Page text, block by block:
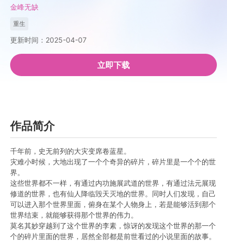
金峰无缺
重生
更新时间：2025-04-07
立即下载
作品简介
千年前，史无前列的大灾变席卷蓝星。
灾难小时候，大地出现了一个个奇异的碎片，碎片里是一个个的世
界。
这些世界都不一样，有通过内功施展武道的世界，有通过法元展现
修道的世界，也有仙人降临毁天灭地的世界。同时人们发现，自己
可以进入那个世界里面，俯身在某个人物身上，若是能够活到那个
世界结束，就能够获得那个世界的伟力。
莫名其妙穿越到了这个世界的李素，惊讶的发现这个世界的那一个
个的碎片里面的世界，居然全部都是前世看过的小说里面的故事。